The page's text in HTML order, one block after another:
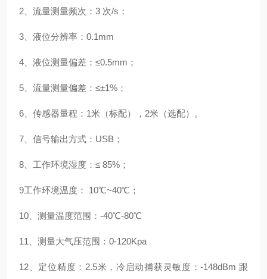
2 流量测量频次： 3 次/s ；
3 液位分辨率： 0.1mm
4 液位测量偏差： ≤0.5mm ；
5 流量测量偏差： ≤±1% ；
6 传感器量程： 1米（标配）， 2米（选配）。
7 信号输出方式： USB ；
8 工作环境湿度： ≤ 85% ；
9工作环境温度： 10℃~40℃ ；
10 测量温度范围： -40℃-80℃
11 测量大气压范围： 0-120Kpa
12 定位精度： 2.5米，冷启动捕获灵敏度：-148dBm 跟